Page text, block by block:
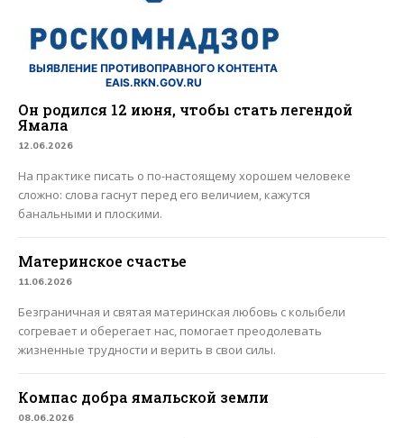
ВЫЯВЛЕНИЕ ПРОТИВОПРАВНОГО КОНТЕНТА
EAIS.RKN.GOV.RU
Он родился 12 июня, чтобы стать легендой
Ямала
12.06.2026
На практике писать о по-настоящему хорошем человеке
сложно: слова гаснут перед его величием, кажутся
банальными и плоскими.
Материнское счастье
11.06.2026
Безграничная и святая материнская любовь с колыбели
согревает и оберегает нас, помогает преодолевать
жизненные трудности и верить в свои силы.
Компас добра ямальской земли
08.06.2026